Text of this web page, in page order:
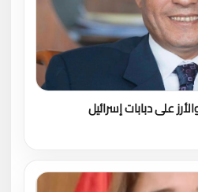
على دبابات إسرائيل